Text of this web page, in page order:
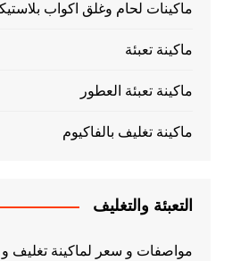
ماكينات لحام وغلق اكواب
ماكينة تعبئة
ماكينة تعبئة العطور
ماكينة تغليف بالفاكيوم
التعبئة والتغليف
مواصفات و سعر لماكينة تغليف